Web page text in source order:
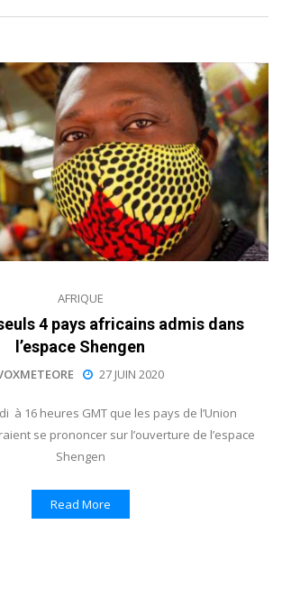
AFRIQUE
4 pays africains admis dans
l’espace Shengen
27 JUIN 2020
à 16 heures GMT que les pays de l’Union
se prononcer sur l’ouverture de l’espace
Shengen
Read More